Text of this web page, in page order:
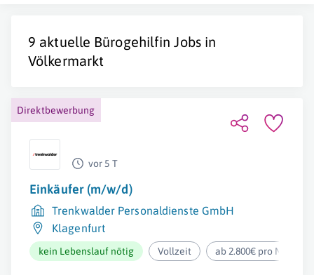
9 aktuelle Bürogehilfin Jobs in
Völkermarkt
Direktbewerbung
vor 5 T
Einkäufer (m/w/d)
Trenkwalder Personaldienste GmbH
Klagenfurt
kein Lebenslauf nötig Vollzeit ab 2.800€ pro Monat